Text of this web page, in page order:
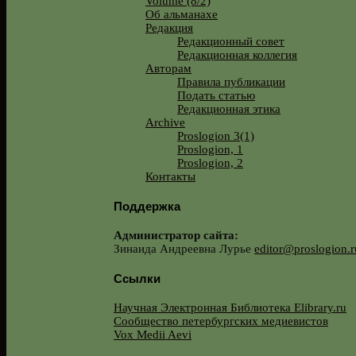
Об альманахе
Редакция
Редакционный совет
Редакционная коллегия
Авторам
Правила публикации
Подать статью
Редакционная этика
Archive
Proslogion 3(1)
Proslogion, 1
Proslogion, 2
Контакты
Поддержка
Администратор сайта:
Зинаида Андреевна Лурье
Ссылки
Научная Электронная Библиотека Elibrary.ru
Сообщество петербургских медиевистов
Vox Medii Aevi